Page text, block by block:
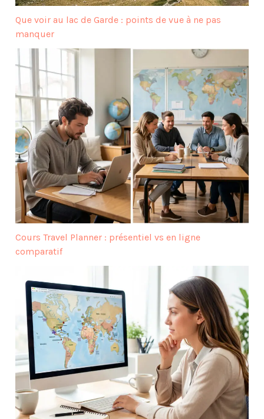
Que voir au lac de Garde : points de vue à ne pas
manquer
Cours Travel Planner : présentiel vs en ligne
comparatif